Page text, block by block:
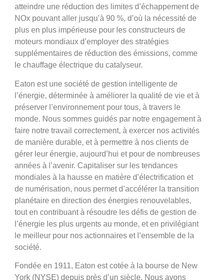
atteindre une réduction des limites d’échappement de
NOx pouvant aller jusqu’à 90 %, d’où la nécessité de
plus en plus impérieuse pour les constructeurs de
moteurs mondiaux d’employer des stratégies
supplémentaires de réduction des émissions, comme
le chauffage électrique du catalyseur.
Eaton est une société de gestion intelligente de
l’énergie, déterminée à améliorer la qualité de vie et à
préserver l’environnement pour tous, à travers le
monde. Nous sommes guidés par notre engagement à
faire notre travail correctement, à exercer nos activités
de manière durable, et à permettre à nos clients de
gérer leur énergie, aujourd’hui et pour de nombreuses
années à l’avenir. Capitaliser sur les tendances
mondiales à la hausse en matière d’électrification et
de numérisation, nous permet d’accélérer la transition
planétaire en direction des énergies renouvelables,
tout en contribuant à résoudre les défis de gestion de
l’énergie les plus urgents au monde, et en privilégiant
le meilleur pour nos actionnaires et l’ensemble de la
société.
Fondée en 1911, Eaton est cotée à la bourse de New
York (NYSE) depuis près d’un siècle. Nous avons